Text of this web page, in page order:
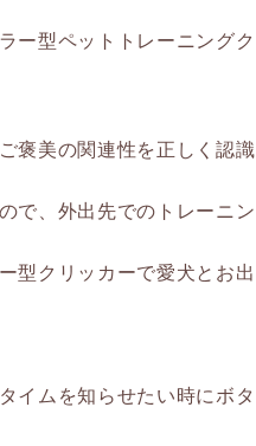
ー型ペットトレーニングク
褒美の関連性を正しく認識
で、外出先でのトレーニン
型クリッカーで愛犬とお出
イムを知らせたい時にボタ